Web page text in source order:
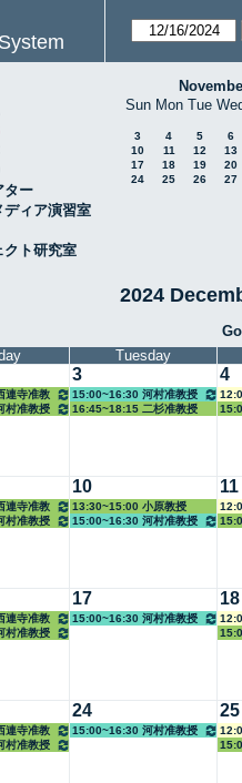
ター
ディア演習室
クト研究室
Sun Mon Tue
3 4 5
6
10
11 12
13
17
18 19
20
24
25 26 27
2024
Tuesday
連寺准教
村准教授
3
15:00~16:30 河村准教授
16:45~18:15 二杉准教授
4
連寺准教
村准教授
10
13:30~15:00 小原教授
15:00~16:30 河村准教授
11
連寺准教
村准教授
17
15:00~16:30 河村准教授
18
連寺准教
村准教授
24
15:00~16:30 河村准教授
25